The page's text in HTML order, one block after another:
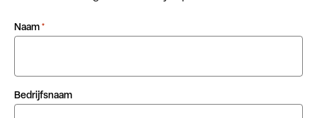
Naam *
Bedrijfsnaam